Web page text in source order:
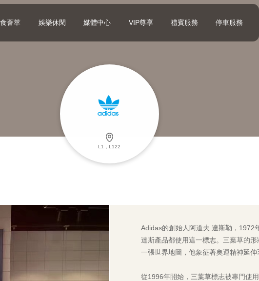
薈萃 娛樂休閑 媒體中心 VIP尊享 禮賓服務 停車服務
L1，L122
Adidas的創始人阿道夫.達斯勒，1972
達斯產品都使用這一標志。三葉草的
一張世界地圖，他象征著奧運精神延伸
從1996年開始，三葉草標志被專門使